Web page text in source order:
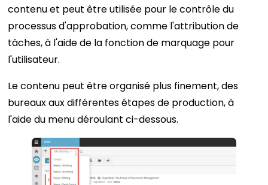
contenu et peut être utilisée pour le contrôle du
processus d'approbation, comme l'attribution de
tâches, à l'aide de la fonction de marquage pour
l'utilisateur.
Le contenu peut être organisé plus finement, des
bureaux aux différentes étapes de production, à
l'aide du menu déroulant ci-dessous.